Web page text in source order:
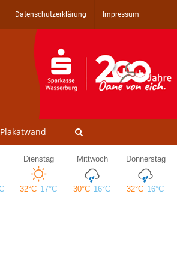
Datenschutzerklärung Impressum
Plakatwand